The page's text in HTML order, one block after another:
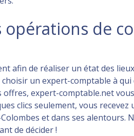
de
afin de réaliser un état des
un expert-comptable à
expert-comptable.net
clics seulement, vous
et dans ses alentours.
de décider !